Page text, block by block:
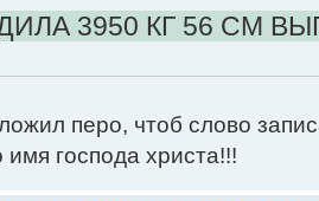
3950 КГ 56 СМ
перо, чтоб слово
господа христа!!!